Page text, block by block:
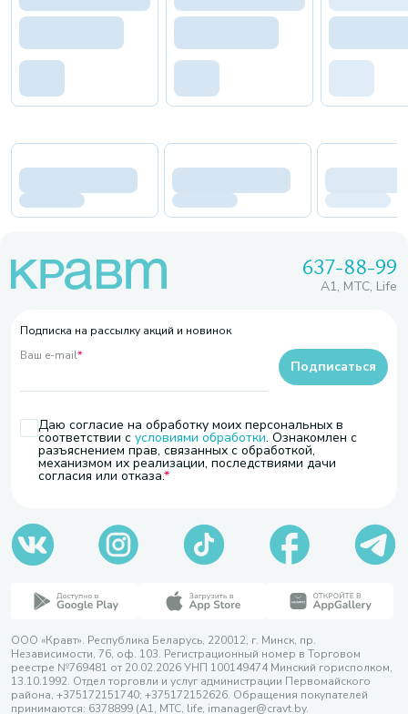
637-88-99
A1, МТС, Life
Подписка на рассылку акций и новинок
Ваш e-mail*
Даю согласие на обработку моих персональных в
соответствии с условиями обработки. Ознакомлен с
разъяснением прав, связанных с обработкой,
механизмом их реализации, последствиями дачи
согласия или отказа.
Подписаться
ООО «Кравт». Республика Беларусь, 220012, г. Минск, пр.
Независимости, 76, оф. 103. Регистрационный номер в Торговом
реестре №769481 от 20.02.2026 УНП 100149474 Минский горисполком,
13.10.1992. Отдел торговли и услуг администрации Первомайского
района, +375172151740; +375172152626. Обращения покупателей
принимаются: 6378899 (А1, МТС, life, imanager@cravt.by.